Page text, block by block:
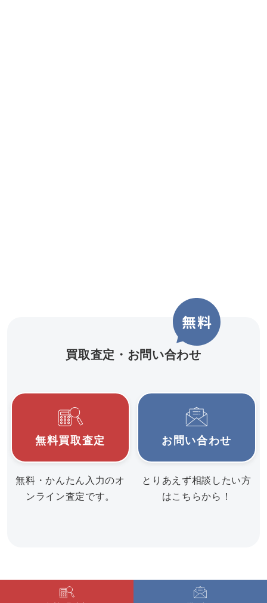
買取査定・お問い合わせ
無料買取査定
無料・かんたん入力のオ
ンライン査定です。
お問い合わせ
とりあえず相談したい方
はこちらから！